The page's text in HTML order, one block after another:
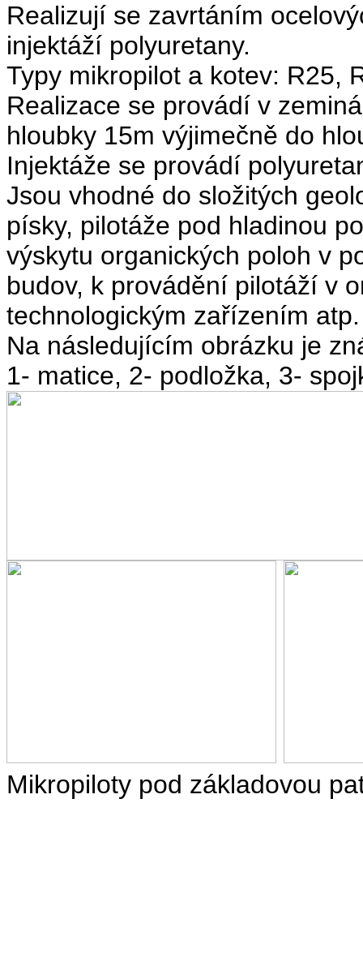
Realizují se zavrtáním
injektáží polyuretany.
Typy mikropilot a kotev: R25,
Realizace se provádí v
hloubky 15m výjimečně do
Injektáže se provádí
Jsou vhodné do složitých
písky, pilotáže pod hladinou
výskytu organických poloh v
budov, k provádění pilotáží v
technologickým zařízením atp.
Na následujícím obrázku je
1- matice, 2- podložka, 3-
Mikropiloty pod základovou